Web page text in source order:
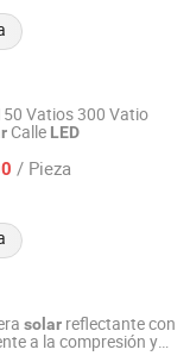
Vatios 300 Vatio
Calle LED
/ Pieza
Ltd.
solar reflectante con
a la compresión y